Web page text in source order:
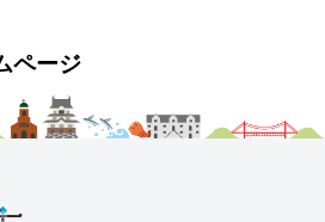
ページ